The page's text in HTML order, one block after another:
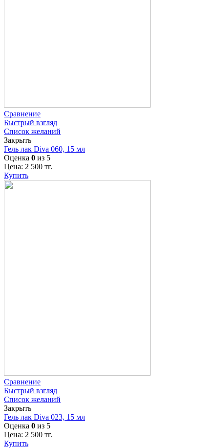
Сравнение
Быстрый взгляд
Список желаний
Закрыть
Гель лак Diva 060, 15 мл
Оценка 0 из 5
Цена: 2 500 тг.
Купить
Сравнение
Быстрый взгляд
Список желаний
Закрыть
Гель лак Diva 023, 15 мл
Оценка 0 из 5
Цена: 2 500 тг.
Купить